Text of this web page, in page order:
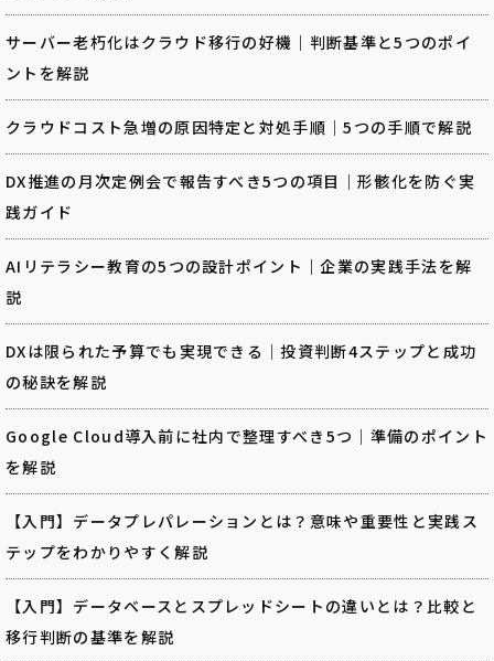
サーバー老朽化はクラウド移行の好機｜判断基準と5つのポイ
ントを解説
クラウドコスト急増の原因特定と対処手順｜5つの手順で解説
DX推進の月次定例会で報告すべき5つの項目｜形骸化を防ぐ実
践ガイド
AIリテラシー教育の5つの設計ポイント｜企業の実践手法を解
説
DXは限られた予算でも実現できる｜投資判断4ステップと成功
の秘訣を解説
Google Cloud導入前に社内で整理すべき5つ｜準備のポイント
を解説
【入門】データプレパレーションとは？意味や重要性と実践ス
テップをわかりやすく解説
【入門】データベースとスプレッドシートの違いとは？比較と
移行判断の基準を解説